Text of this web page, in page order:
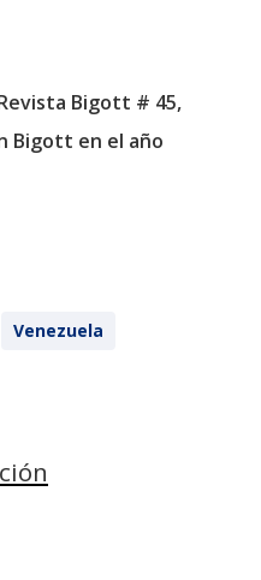
Bigott # 45,
Bigott en el año
Venezuela